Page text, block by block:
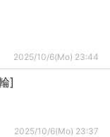
2025/10/6(Mo) 23:44
]
2025/10/6(Mo) 23:37